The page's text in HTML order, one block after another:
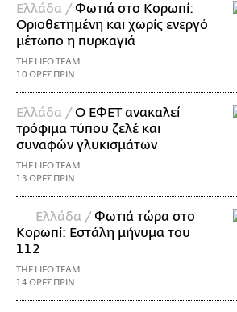
Ελλάδα /Φωτιά στο Κορωπί:
Οριοθετημένη και χωρίς ενεργό
μέτωπο η πυρκαγιά
THE LIFO TEAM
10 ΩΡΕΣ ΠΡΙΝ
Ελλάδα /Ο ΕΦΕΤ ανακαλεί
τρόφιμα τύπου ζελέ και
συναφών γλυκισμάτων
THE LIFO TEAM
13 ΩΡΕΣ ΠΡΙΝ
Ελλάδα /Φωτιά τώρα στο
Κορωπί: Εστάλη μήνυμα του
112
THE LIFO TEAM
14 ΩΡΕΣ ΠΡΙΝ